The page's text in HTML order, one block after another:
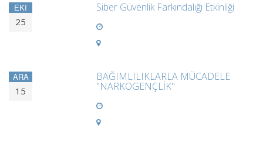
EKI
25
Siber Güvenlik Farkındalığı Etkinliği
ARA
15
BAĞIMLILIKLARLA MÜCADELE
"NARKOGENÇLİK"